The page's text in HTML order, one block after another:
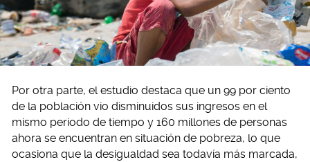
Por otra parte, el estudio destaca que un 99 por ciento
de la población vio disminuidos sus ingresos en el
mismo periodo de tiempo y 160 millones de personas
ahora se encuentran en situación de pobreza, lo que
ocasiona que la desigualdad sea todavía más marcada,